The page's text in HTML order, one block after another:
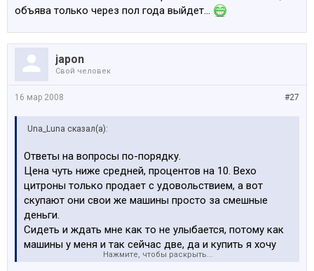
объява только через пол года выйдет...
japon
Свой человек
#27
16 мар 2008
Una_Luna сказал(а):
Ответы на вопросы по-порядку.
Цена чуть ниже средней, процентов на 10. Вехо
цитроны только продает с удовольствием, а вот
скупают они свои же машины просто за смешные
деньги.
Сидеть и ждать мне как то не улыбается, потому как
машины у меня и так сейчас две, да и купить я хочу
Нажмите, чтобы раскрыть...